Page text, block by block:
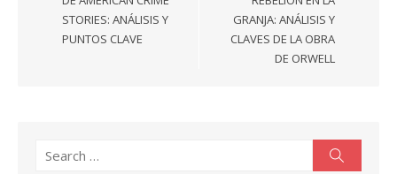
STORIES: ANÁLISIS Y
PUNTOS CLAVE
GRANJA: ANÁLISIS Y
CLAVES DE LA OBRA
DE ORWELL
Search